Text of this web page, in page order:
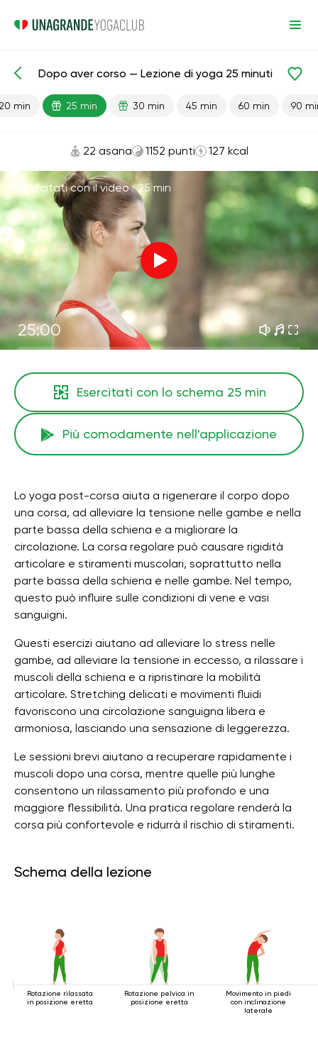
Lezioni pronte Sport Corsa
Dopo aver corso — Lezione di yoga 25 minuti
min 25 min 30 min 45 min 60 min 90
22 asana 1152 punti 127 kcal
Esercitati con il video ·25 min
25:00
Esercitati con lo schema 25 min
Più comodamente nell'applicazione
Lo yoga post-corsa aiuta a rigenerare il corpo dopo
una corsa, ad alleviare la tensione nelle gambe e nella
parte bassa della schiena e a migliorare la
circolazione. La corsa regolare può causare rigidità
articolare e stiramenti muscolari, soprattutto nella
parte bassa della schiena e nelle gambe. Nel tempo,
questo può influire sulle condizioni di vene e vasi
sanguigni.
Questi esercizi aiutano ad alleviare lo stress nelle
gambe, ad alleviare la tensione in eccesso, a rilassare i
muscoli della schiena e a ripristinare la mobilità
articolare. Stretching delicati e movimenti fluidi
favoriscono una circolazione sanguigna libera e
armoniosa, lasciando una sensazione di leggerezza.
Le sessioni brevi aiutano a recuperare rapidamente i
muscoli dopo una corsa, mentre quelle più lunghe
consentono un rilassamento più profondo e una
maggiore flessibilità. Una pratica regolare renderà la
corsa più confortevole e ridurrà il rischio di stiramenti.
Schema della lezione
Rotazione rilassata
in posizione eretta
Rotazione pelvica in
posizione eretta
Movimento in piedi
con inclinazione
laterale